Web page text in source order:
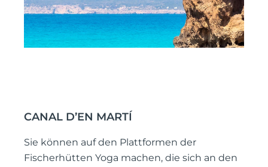
CANAL D’EN MARTÍ
Sie können auf den Plattformen der
Fischerhütten Yoga machen, die sich an den